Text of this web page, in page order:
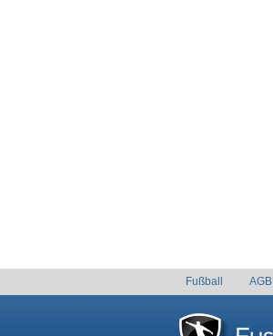
Fußball AGB